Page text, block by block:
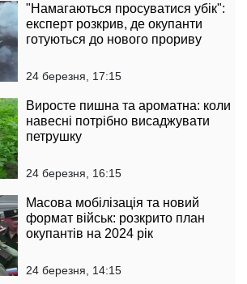
"Намагаються просуватися убік":
експерт розкрив, де окупанти
готуються до нового прориву
24 березня, 17:15
Виросте пишна та ароматна: коли
навесні потрібно висаджувати
петрушку
24 березня, 16:15
Масова мобілізація та новий
формат військ: розкрито план
окупантів на 2024 рік
24 березня, 14:15